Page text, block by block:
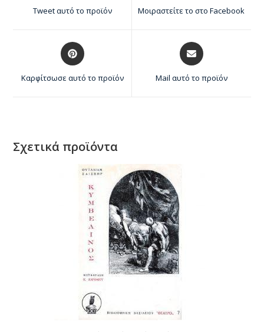
Tweet αυτό το προϊόν Μοιραστείτε το στο Facebook
Καρφίτσωσε αυτό το προϊόν Mail αυτό το προϊόν
Σχετικά προϊόντα